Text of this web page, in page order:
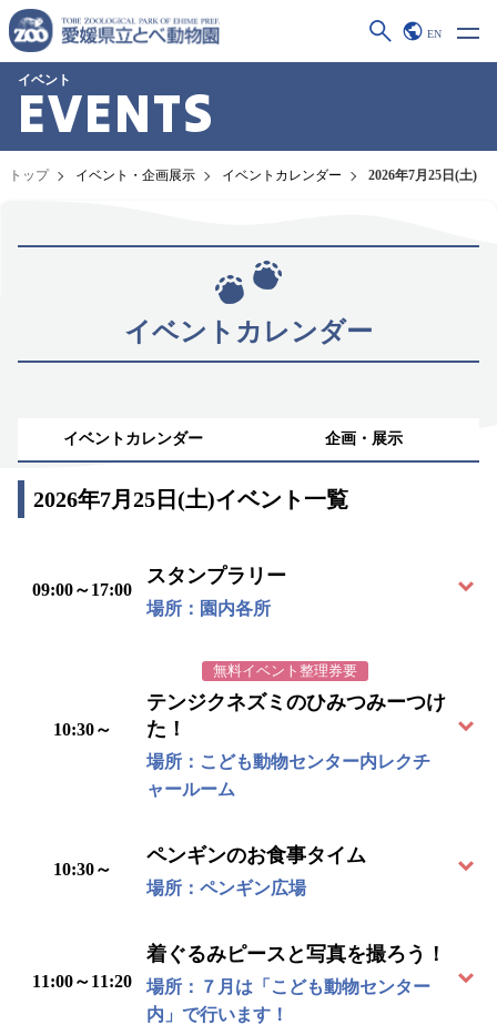
EN
イベント
EVENTS
トップ イベント・企画展示 イベントカレンダー 2026年7月25日(土)
イベントカレンダー
イベントカレンダー 企画・展示
2026年7月25日(土)イベント一覧
09:00～17:00
スタンプラリー
場所：園内各所
10:30～
無料イベント整理券要
テンジクネズミのひみつみーつけ
た！
場所：こども動物センター内レクチ
ャールーム
10:30～
ペンギンのお食事タイム
場所：ペンギン広場
11:00～11:20
着ぐるみピースと写真を撮ろう！
場所：７月は「こども動物センター
内」で行います！